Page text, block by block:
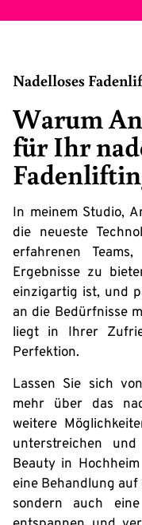
Nadelloses
Warum
für Ihr
In meinem Studio,
die neueste
erfahrenen
Ergebnisse zu
einzigartig ist, und
an die Bedürfnisse
liegt in Ihrer
Perfektion.
Lassen Sie sich
mehr über das
weitere
unterstreichen
Beauty in
eine Behandlung
sondern auch